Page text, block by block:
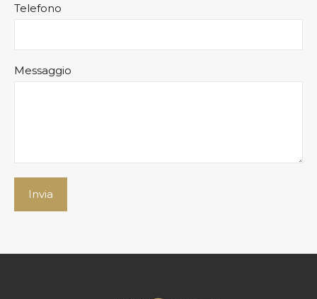
Telefono
Messaggio